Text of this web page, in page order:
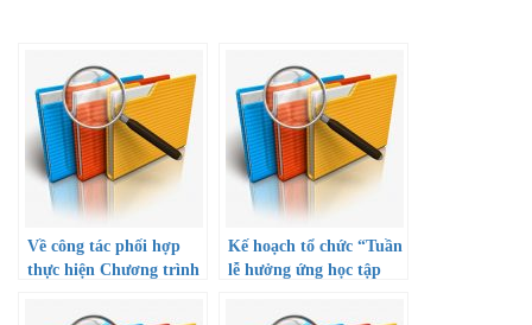
Về công tác phối hợp
thực hiện Chương trình
học cho học sinh giỏi
Kế hoạch tổ chức “Tuần
lễ hưởng ứng học tập
Công văn hướng dẫn